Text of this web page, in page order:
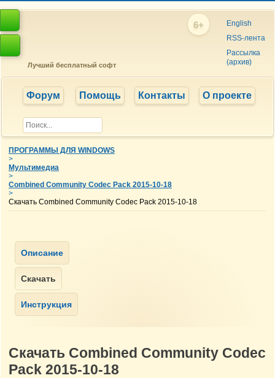
6+
English
RSS-лента
Рассылка
(архив)
Лучший бесплатный софт
Форум Помощь Контакты О проекте
ПРОГРАММЫ ДЛЯ WINDOWS
>
Мультимедиа
>
Combined Community Codec Pack 2015-10-18
>
Скачать Combined Community Codec Pack 2015-10-18
Скачать Combined Community Codec
Pack 2015-10-18